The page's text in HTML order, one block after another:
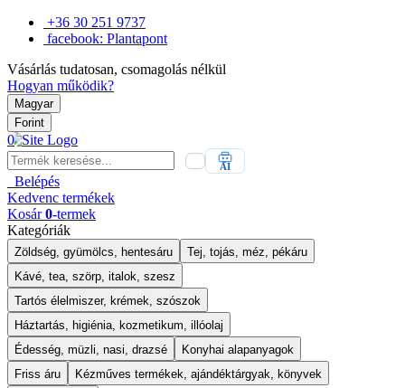
+36 30 251 9737
facebook: Plantapont
Vásárlás tudatosan, csomagolás nélkül
Hogyan működik?
Magyar
Forint
0
AI
Belépés
Kedvenc termékek
Kosár 0-termek
Kategóriák
Zöldség, gyümölcs, hentesáru
Tej, tojás, méz, pékáru
Kávé, tea, szörp, italok, szesz
Tartós élelmiszer, krémek, szószok
Háztartás, higiénia, kozmetikum, illóolaj
Édesség, müzli, nasi, drazsé
Konyhai alapanyagok
Friss áru
Kézműves termékek, ajándéktárgyak, könyvek